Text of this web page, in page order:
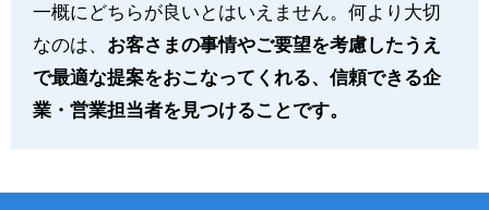
一概にどちらが良いとはいえません。何より大切
なのは、 お客さまの事情やご要望を考慮したうえ
で最適な提案をおこなってくれる、信頼できる企
業・営業担当者を見つけることです。